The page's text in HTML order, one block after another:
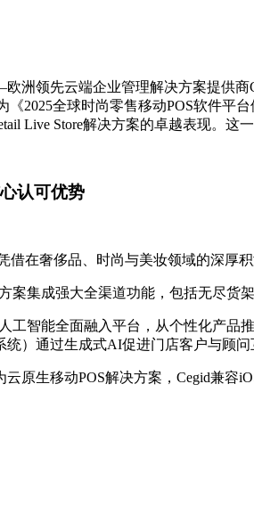
洲领先云端企业管理解决方案提供
《2025全球时尚零售移动POS软件
Live Store解决方案的卓越表现。
认可优势
借在奢侈品、时尚与美妆领域的深厚
案集成强大全渠道功能，包括无尽货
工智能全面融入平台，从个性化产品
）通过生成式AI促进门店客户与顾问
云原生移动POS解决方案，Cegid兼容